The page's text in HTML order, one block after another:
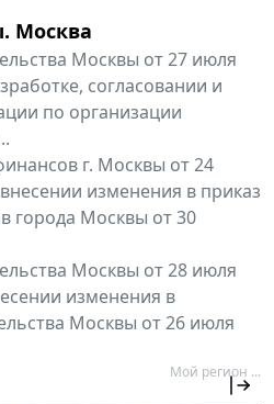
Москва
Москвы от 27 июля
согласовании и
по организации
г. Москвы от 24
изменения в приказ
города Москвы от 30
Москвы от 28 июля
изменения в
Москвы от 26 июля
Мой регион ...